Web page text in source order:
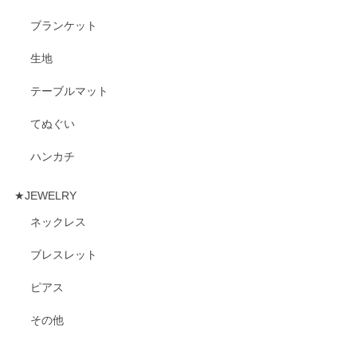
ブランケット
生地
テーブルマット
てぬぐい
ハンカチ
★JEWELRY
ネックレス
ブレスレット
ピアス
その他